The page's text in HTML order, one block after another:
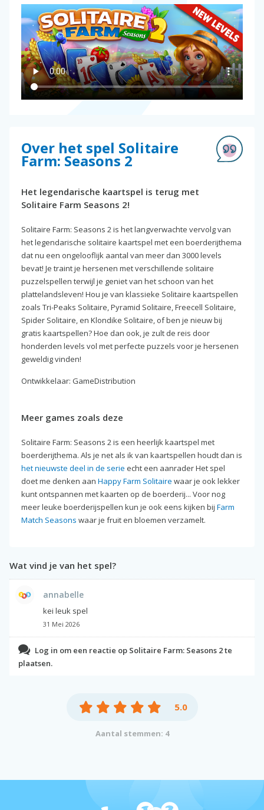
Over het spel Solitaire
Farm: Seasons 2
Het legendarische kaartspel is terug met
Solitaire Farm Seasons 2!
Solitaire Farm: Seasons 2 is het langverwachte vervolg van
het legendarische solitaire kaartspel met een boerderijthema
dat nu een ongelooflijk aantal van meer dan 3000 levels
bevat! Je traint je hersenen met verschillende solitaire
puzzelspellen terwijl je geniet van het schoon van het
plattelandsleven! Hou je van klassieke Solitaire kaartspellen
zoals Tri-Peaks Solitaire, Pyramid Solitaire, Freecell Solitaire,
Spider Solitaire, en Klondike Solitaire, of ben je nieuw bij
gratis kaartspellen? Hoe dan ook, je zult de reis door
honderden levels vol met perfecte puzzels voor je hersenen
geweldig vinden!
Ontwikkelaar: GameDistribution
Meer games zoals deze
Solitaire Farm: Seasons 2 is een heerlijk kaartspel met
boerderijthema. Als je net als ik van kaartspellen houdt dan is
het nieuwste deel in de serie echt een aanrader Het spel
doet me denken aan Happy Farm Solitaire waar je ook lekker
kunt ontspannen met kaarten op de boerderij... Voor nog
meer leuke boerderijspellen kun je ook eens kijken bij Farm
Match Seasons waar je fruit en bloemen verzamelt.
Wat vind je van het spel?
annabelle
kei leuk spel
31 Mei 2026
Log in om een reactie op Solitaire Farm: Seasons 2 te
plaatsen.
5.0
Aantal stemmen: 4